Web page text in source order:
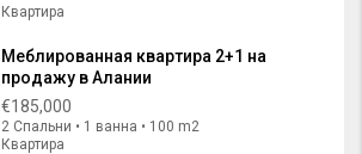
Квартира
Меблированная квартира 2+1 на
продажу в Алании
€185,000
2 Спальни • 1 ванна • 100 m2
Квартира